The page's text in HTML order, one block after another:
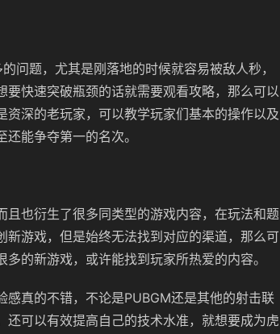
问题，尤其是刚落地的时候就容易被敌人秒，
快速突破瓶颈的话就需要观看攻略，那么可以
深的老玩家，可以教学玩家们基本的操作以及
能争夺第一的名次。
也衍生了很多同类型的游戏内容，在玩法和题
游戏，但是始终无法找到对应的渠道，那么可
的新游戏，或许能找到玩家所热爱的内容。
感真的不错，不论是PUBGM还是其他的射击联
可以有效提高自己的技术水准，就想要成为虎